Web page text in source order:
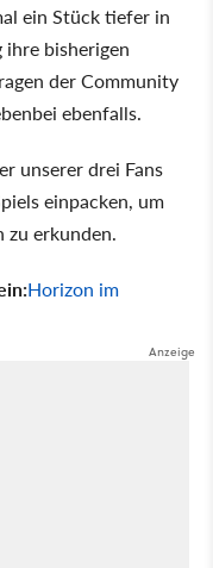
ein Stück tiefer in
bisherigen
der Community
ebenfalls.
unserer drei Fans
einpacken, um
erkunden.
Horizon im